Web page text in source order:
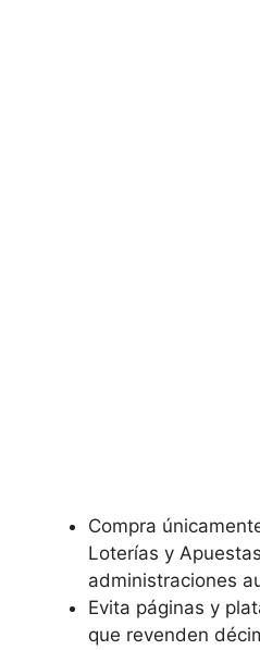
Compra
Loterías y
administraciones
Evita páginas y
que revenden